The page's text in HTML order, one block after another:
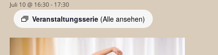
Juli 10 @ 16:30- 17:30
Veranstaltungsserie (Alle ansehen)